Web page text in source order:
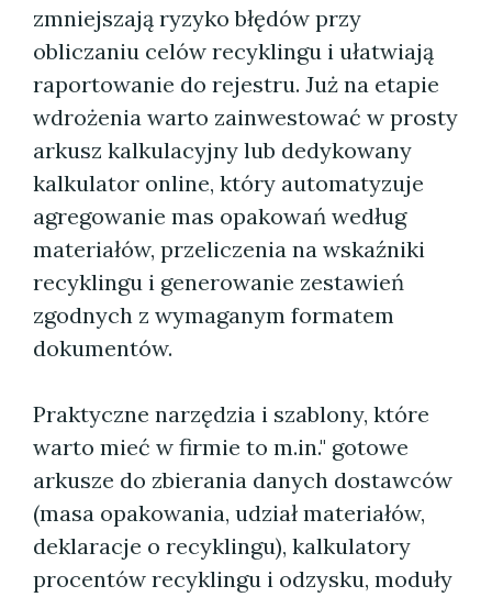
zmniejszają ryzyko błędów przy
obliczaniu celów recyklingu i ułatwiają
raportowanie do rejestru. Już na etapie
wdrożenia warto zainwestować w prosty
arkusz kalkulacyjny lub dedykowany
kalkulator online, który automatyzuje
agregowanie mas opakowań według
materiałów, przeliczenia na wskaźniki
recyklingu i generowanie zestawień
zgodnych z wymaganym formatem
dokumentów.
Praktyczne narzędzia i szablony, które
warto mieć w firmie to m.in." gotowe
arkusze do zbierania danych dostawców
(masa opakowania, udział materiałów,
deklaracje o recyklingu), kalkulatory
procentów recyklingu i odzysku, moduły